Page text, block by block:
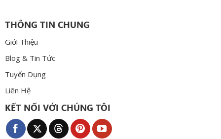
THÔNG TIN CHUNG
Giới Thiệu
Blog & Tin Tức
Tuyển Dụng
Liên Hệ
KẾT NỐI VỚI CHÚNG TÔI